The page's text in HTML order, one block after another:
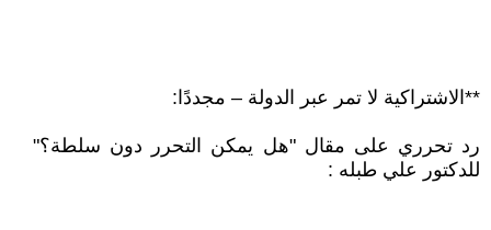
**الاشتراكية لا تمر عبر الدولة – مجددًا:
رد تحرري على مقال "هل يمكن التحرر دون سلطة؟"
للدكتور علي طبله :